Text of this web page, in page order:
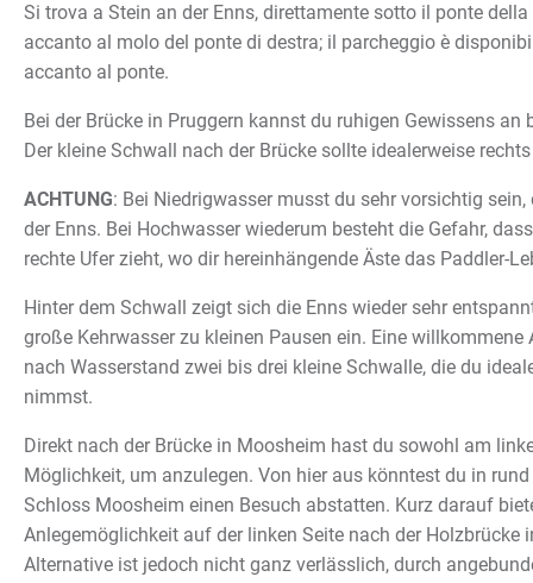
Si trova a Stein an der Enns, direttamente sotto il ponte
accanto al molo del ponte di destra; il parcheggio è
accanto al ponte.
Bei der Brücke in Pruggern kannst du ruhigen Gewissens an
Der kleine Schwall nach der Brücke sollte idealerweise
ACHTUNG: Bei Niedrigwasser musst du sehr vorsichtig
der Enns. Bei Hochwasser wiederum besteht die Gefahr,
rechte Ufer zieht, wo dir hereinhängende Äste das Paddler-
Hinter dem Schwall zeigt sich die Enns wieder sehr
große Kehrwasser zu kleinen Pausen ein. Eine
nach Wasserstand zwei bis drei kleine Schwalle, die du
nimmst.
Direkt nach der Brücke in Moosheim hast du sowohl am
Möglichkeit, um anzulegen. Von hier aus könntest du in
Schloss Moosheim einen Besuch abstatten. Kurz darauf
Anlegemöglichkeit auf der linken Seite nach der Holzbrücke
Alternative ist jedoch nicht ganz verlässlich, durch